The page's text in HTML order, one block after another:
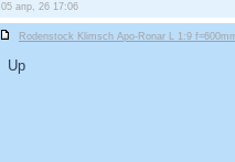
05 апр, 26 17:06
Rodenstock Klimsch Apo-Ronar L 1:9
Up